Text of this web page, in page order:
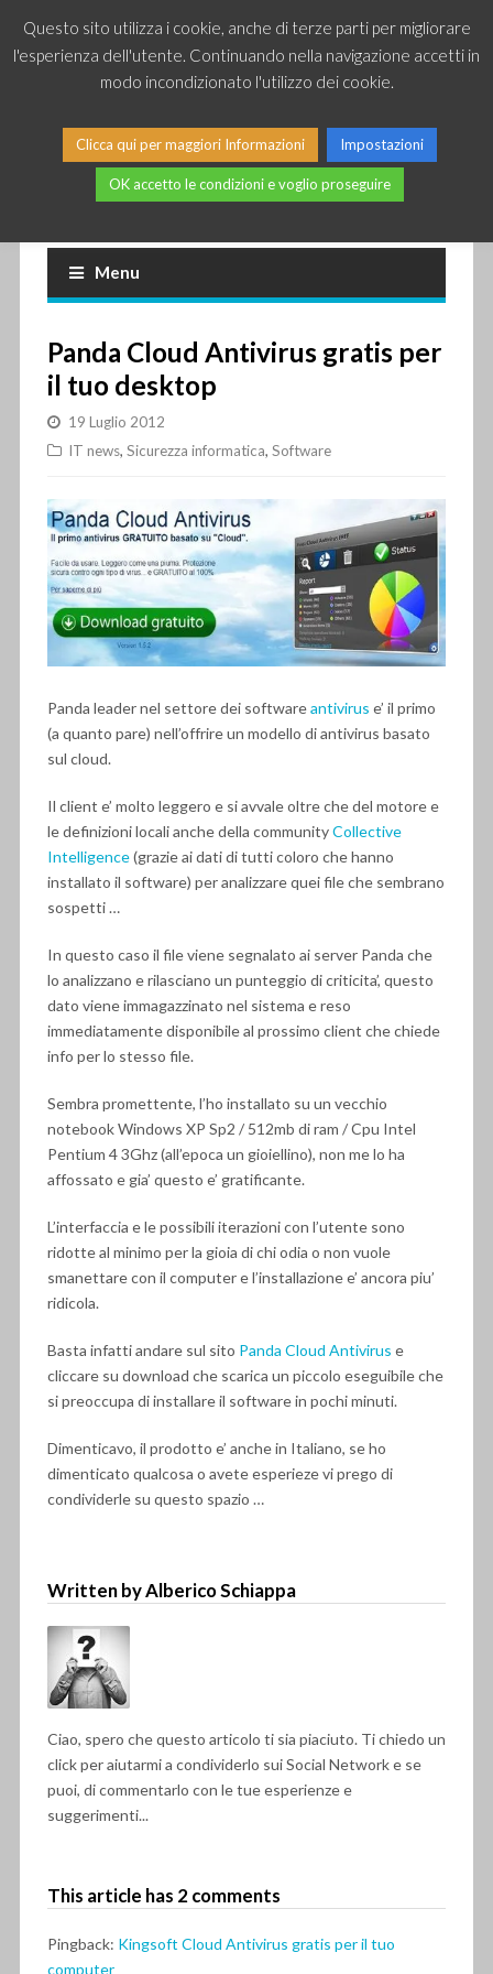
Piccole news dal mondo IT
Menu
Panda Cloud Antivirus gratis per
il tuo desktop
19 Luglio 2012
IT news, Sicurezza informatica, Software
Panda leader nel settore dei softwareantivirus e’ il primo
(a quanto pare) nell’offrire un modello di antivirus basato
sul cloud.
Il client e’ molto leggero e si avvale oltre che del motore e
le definizioni locali anche della communityCollective
Intelligence(grazie ai dati di tutti coloro che hanno
installato il software) per analizzare quei file che sembrano
sospetti …
In questo caso il file viene segnalato ai server Panda che
lo analizzano e rilasciano un punteggio di criticita’, questo
dato viene immagazzinato nel sistema e reso
immediatamente disponibile al prossimo client che chiede
info per lo stesso file.
Sembra promettente, l’ho installato su un vecchio
notebook Windows XP Sp2 / 512mb di ram / Cpu Intel
Pentium 4 3Ghz (all’epoca un gioiellino), non me lo ha
affossato e gia’ questo e’ gratificante.
L’interfaccia e le possibili iterazioni con l’utente sono
ridotte al minimo per la gioia di chi odia o non vuole
smanettare con il computer e l’installazione e’ ancora piu’
ridicola.
Basta infatti andare sul sito Panda Cloud Antivirus e
cliccare su download che scarica un piccolo eseguibile che
si preoccupa di installare il software in pochi minuti.
Dimenticavo, il prodotto e’ anche in Italiano, se ho
dimenticato qualcosa o avete esperieze vi prego di
condividerle su questo spazio …
Written by Alberico Schiappa
Ciao, spero che questo articolo ti sia piaciuto. Ti chiedo un
click per aiutarmi a condividerlo sui Social Network e se
puoi, di commentarlo con le tue esperienze e
suggerimenti...
This article has 2 comments
Pingback: Kingsoft Cloud Antivirus gratis per il tuo
computer
Questo sito utilizza i cookie, anche di terze parti per migliorare
l'esperienza dell'utente. Continuando nella navigazione accetti in
modo incondizionato l'utilizzo dei cookie.
Clicca qui per maggiori Informazioni Impostazioni
OK accetto le condizioni e voglio proseguire